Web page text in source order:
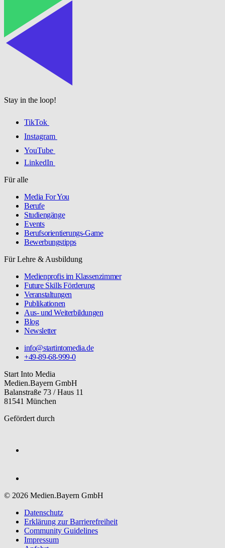
Stay in the loop!
TikTok
Instagram
YouTube
LinkedIn
Für alle
Media For You
Berufe
Studiengänge
Events
Berufsorientierungs-Game
Bewerbungstipps
Für Lehre & Ausbildung
Medienprofis im Klassenzimmer
Future Skills Förderung
Veranstaltungen
Publikationen
Aus- und Weiterbildungen
Blog
Newsletter
info@startintomedia.de
+49-89-68-999-0
Start Into Media
Medien.Bayern GmbH
Balanstraße 73 / Haus 11
81541 München
Gefördert durch
© 2026 Medien.Bayern GmbH
Datenschutz
Erklärung zur Barriere­freiheit
Community Guidelines
Impressum